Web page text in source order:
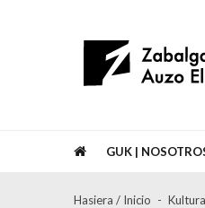
Asociación
GUK |
Hasiera / Inicio Kultura